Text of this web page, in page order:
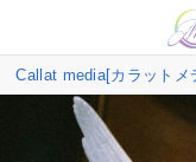
Callat media[カラットメ